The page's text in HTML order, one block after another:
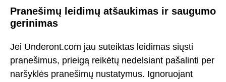
Pranešimų leidimų atšaukimas ir saugumo
gerinimas
Jei Underont.com jau suteiktas leidimas siųsti
pranešimus, prieigą reikėtų nedelsiant pašalinti per
naršyklės pranešimų nustatymus. Ignoruojant